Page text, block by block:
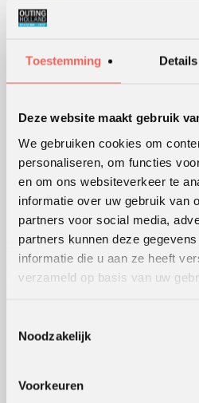
Toestemming Details
Deze website maakt gebruik
We gebruiken cookies om
personaliseren, om functies
en om ons websiteverkeer te
informatie over uw gebruik van
partners voor social media,
partners kunnen deze
informatie die u aan ze heeft
verzameld op basis van uw
Noodzakelijk
Voorkeuren
Outdoor training
Teambuilding
Persoonlijke ontwikkeling
Alle werkvormen
KLANTWAARDERING
Lees hierde beoordelingen van
Waar werken we